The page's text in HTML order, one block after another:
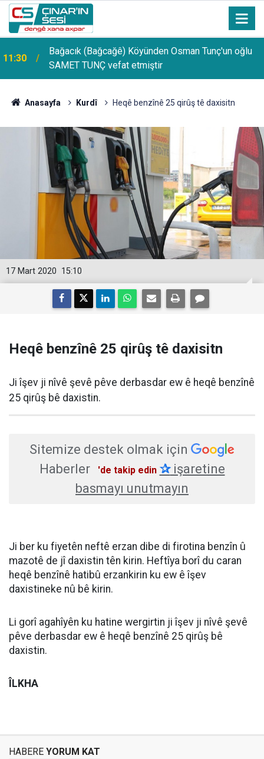
11:30
Bağacık (Bağcağê) Köyünden Osman Tunç'un oğlu
SAMET TUNÇ vefat etmiştir
Anasayfa Kurdî Heqê benzînê 25 qirûş tê daxisitn
15:10
17 Mart 2020
Heqê benzînê 25 qirûş tê daxisitn
Ji îşev ji nîvê şevê pêve derbasdar ew ê heqê benzînê
25 qirûş bê daxistin.
Sitemize destek olmak için
Haberler
'de takip edin ✰işaretine
basmayı unutmayın
Ji ber ku fiyetên neftê erzan dibe di firotina benzîn û
mazotê de jî daxistin tên kirin. Heftîya borî du caran
heqê benzînê hatibû erzankirin ku ew ê îşev
daxistineke nû bê kirin.
Li gorî agahîyên ku hatine wergirtin ji îşev ji nîvê şevê
pêve derbasdar ew ê heqê benzînê 25 qirûş bê
daxistin.
ÎLKHA
HABERE YORUM KAT